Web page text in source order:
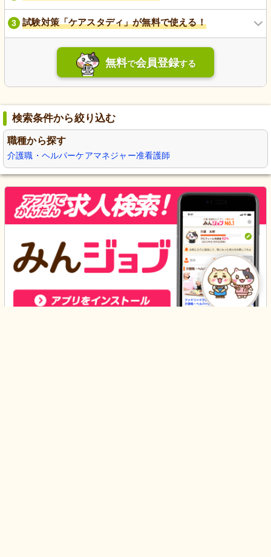
3 試験対策「ケアスタディ」が無料で使える！
無料で会員登録する
検索条件から絞り込む
職種から探す
介護職・ヘルパーケアマネジャー准看護師